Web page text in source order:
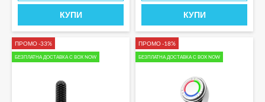
КУПИ КУПИ
ПРОМО -33%
БЕЗПЛАТНА ДОСТАВКА С BOX NOW
ПРОМО -18%
БЕЗПЛАТНА ДОСТАВКА С BOX NOW